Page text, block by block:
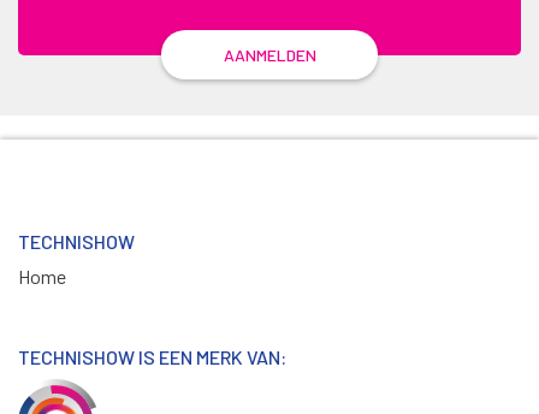
AANMELDEN
TECHNISHOW
Home
TECHNISHOW IS EEN MERK VAN: